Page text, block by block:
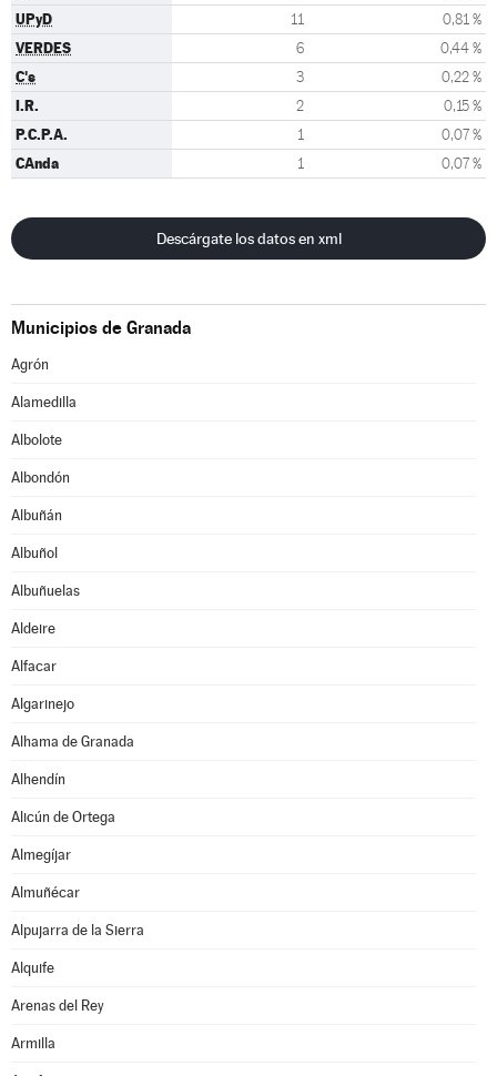
UPyD 11 0,81 %
VERDES 6 0,44 %
C's 3 0,22 %
I.R. 2 0,15 %
P.C.P.A. 1 0,07 %
CAnda 1 0,07 %
Descárgate los datos en xml
Municipios de Granada
Agrón
Alamedilla
Albolote
Albondón
Albuñán
Albuñol
Albuñuelas
Aldeire
Alfacar
Algarinejo
Alhama de Granada
Alhendín
Alicún de Ortega
Almegíjar
Almuñécar
Alpujarra de la Sierra
Alquife
Arenas del Rey
Armilla